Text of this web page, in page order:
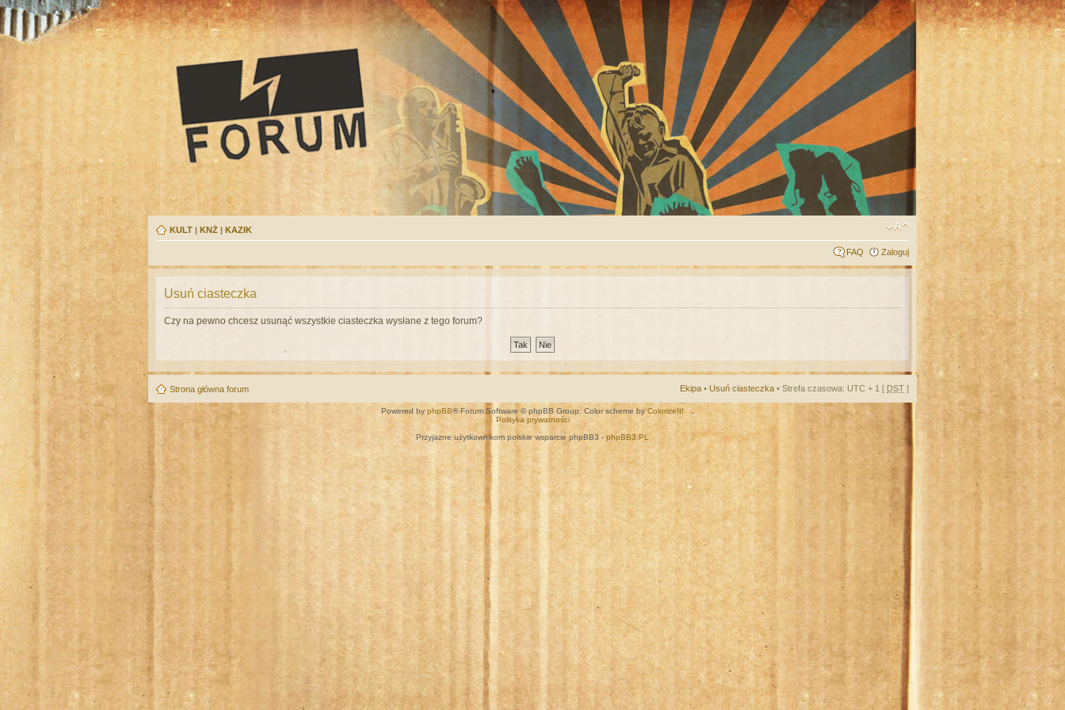
KULT | KNŻ | KAZIK
FAQ Zaloguj
Usuń ciasteczka
Czy na pewno chcesz usunąć wszystkie ciasteczka wysłane z tego forum?
Strona główna forum Ekipa • Usuń ciasteczka • Strefa czasowa: UTC + 1 [ DST ]
Powered by phpBB® Forum Software © phpBB Group. Color scheme byColorizeIt!
Polityka prywatności
Przyjazne użytkownikom polskie wsparcie phpBB3 -phpBB3.PL